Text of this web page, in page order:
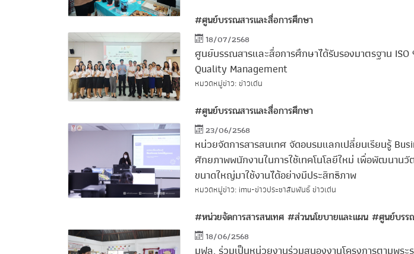
#ศูนย์บรรณสารและสื่อการศึกษา
18/07/2568
ศูนย์บรรณสารและสื่อการศึกษาได้รับรองมาตรฐาน
Quality Management
หมวดหมู่ข่าว: ข่าวเด่น
#ศูนย์บรรณสารและสื่อการศึกษา
23/06/2568
หน่วยจัดการสารสนเทศ จัดอบรมแลกเปลี่ยนเรียนรู้
ศักยภาพพนักงานในการใช้เทคโนโลยีใหม่ เพื่อพัฒนาน
ขนาดใหญ่มาใช้งานได้อย่างมีประสิทธิภาพ
หมวดหมู่ข่าว: imu-ข่าวประชาสัมพันธ์ ข่าวเด่น
#หน่วยจัดการสารสนเทศ #ส่วนนโยบายและแผน #ศูนย์บรร
18/06/2568
มฟล. ร่วมเป็นหน่วยงานร่วมสนองงานโครงการตามพระ